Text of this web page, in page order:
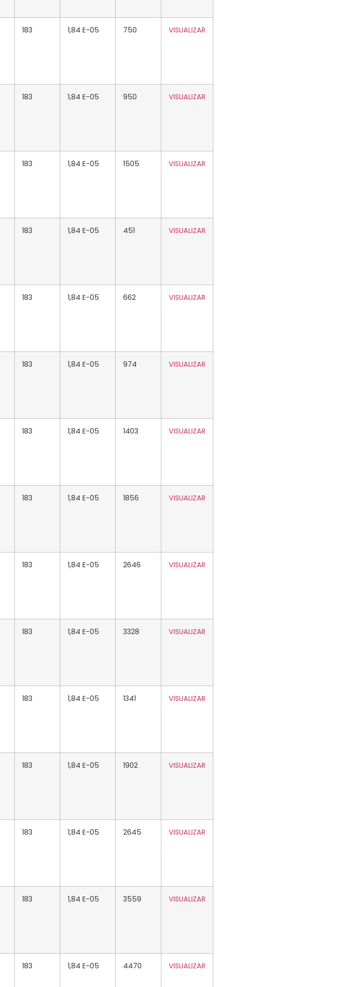
183 1,84 E-05 750 VISUALIZAR
183 1,84 E-05 950 VISUALIZAR
183 1,84 E-05 1505 VISUALIZAR
183 1,84 E-05 451 VISUALIZAR
183 1,84 E-05 662 VISUALIZAR
183 1,84 E-05 974 VISUALIZAR
183 1,84 E-05 1403 VISUALIZAR
183 1,84 E-05 1856 VISUALIZAR
183 1,84 E-05 2646 VISUALIZAR
183 1,84 E-05 3328 VISUALIZAR
183 1,84 E-05 1341 VISUALIZAR
183 1,84 E-05 1902 VISUALIZAR
183 1,84 E-05 2645 VISUALIZAR
183 1,84 E-05 3559 VISUALIZAR
183 1,84 E-05 4470 VISUALIZAR